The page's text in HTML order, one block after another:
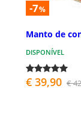
-7%
Manto de
DISPONÍVEL
€ 39,90 €